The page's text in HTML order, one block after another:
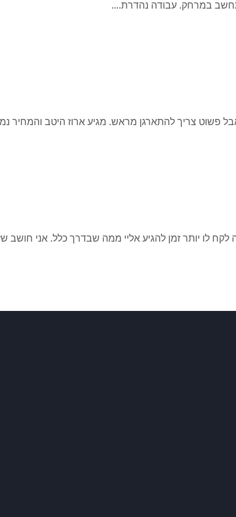
במרחק. עבודה נהדרת....
פשוט צריך להתארגן מראש. מגיע ארוז היטב והמחיר
לקח לו יותר זמן להגיע אליי ממה שבדרך כלל. אני